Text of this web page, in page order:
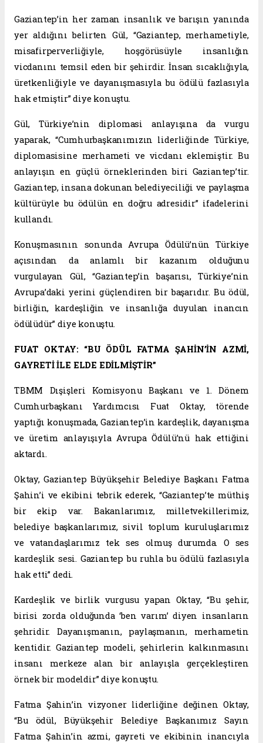
Gaziantep’in her zaman insanlık ve barışın yanında
yer aldığını belirten Gül, “Gaziantep, merhametiyle,
misafirperverliğiyle, hoşgörüsüyle insanlığın
vicdanını temsil eden bir şehirdir. İnsan sıcaklığıyla,
üretkenliğiyle ve dayanışmasıyla bu ödülü fazlasıyla
hak etmiştir” diye konuştu.
Gül, Türkiye’nin diplomasi anlayışına da vurgu
yaparak, “Cumhurbaşkanımızın liderliğinde Türkiye,
diplomasisine merhameti ve vicdanı eklemiştir. Bu
anlayışın en güçlü örneklerinden biri Gaziantep’tir.
Gaziantep, insana dokunan belediyeciliği ve paylaşma
kültürüyle bu ödülün en doğru adresidir” ifadelerini
kullandı.
Konuşmasının sonunda Avrupa Ödülü’nün Türkiye
açısından da anlamlı bir kazanım olduğunu
vurgulayan Gül, “Gaziantep’in başarısı, Türkiye’nin
Avrupa’daki yerini güçlendiren bir başarıdır. Bu ödül,
birliğin, kardeşliğin ve insanlığa duyulan inancın
ödülüdür” diye konuştu.
FUAT OKTAY: “BU ÖDÜL FATMA ŞAHİN’İN AZMİ,
GAYRETİ İLE ELDE EDİLMİŞTİR”
TBMM Dışişleri Komisyonu Başkanı ve 1. Dönem
Cumhurbaşkanı Yardımcısı Fuat Oktay, törende
yaptığı konuşmada, Gaziantep’in kardeşlik, dayanışma
ve üretim anlayışıyla Avrupa Ödülü’nü hak ettiğini
aktardı.
Oktay, Gaziantep Büyükşehir Belediye Başkanı Fatma
Şahin’i ve ekibini tebrik ederek, “Gaziantep’te müthiş
bir ekip var. Bakanlarımız, milletvekillerimiz,
belediye başkanlarımız, sivil toplum kuruluşlarımız
ve vatandaşlarımız tek ses olmuş durumda. O ses
kardeşlik sesi. Gaziantep bu ruhla bu ödülü fazlasıyla
hak etti” dedi.
Kardeşlik ve birlik vurgusu yapan Oktay, “Bu şehir,
birisi zorda olduğunda ‘ben varım’ diyen insanların
şehridir. Dayanışmanın, paylaşmanın, merhametin
kentidir. Gaziantep modeli, şehirlerin kalkınmasını
insanı merkeze alan bir anlayışla gerçekleştiren
örnek bir modeldir” diye konuştu.
Fatma Şahin’in vizyoner liderliğine değinen Oktay,
“Bu ödül, Büyükşehir Belediye Başkanımız Sayın
Fatma Şahin’in azmi, gayreti ve ekibinin inancıyla